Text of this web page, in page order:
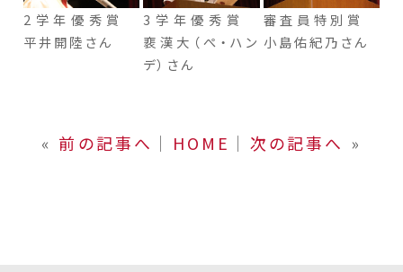
2学年優秀賞
平井開陸さん
3学年優秀賞
裵漢大（ぺ・ハン
デ）さん
審査員特別賞
小島佑紀乃さん
« 前の記事へ │ HOME │ 次の記事へ »